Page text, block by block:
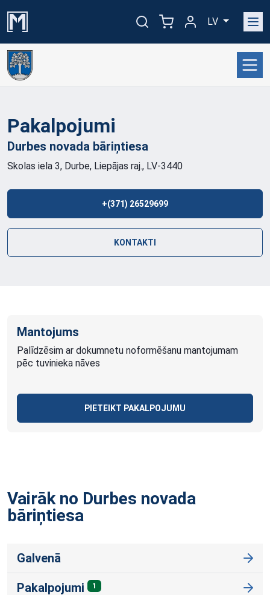
LV
Pakalpojumi
Durbes novada bāriņtiesa
Skolas iela 3, Durbe, Liepājas raj., LV-3440
+(371) 26529699
KONTAKTI
Mantojums
Palīdzēsim ar dokumnetu noformēšanu mantojumam
pēc tuvinieka nāves
PIETEIKT PAKALPOJUMU
Vairāk no Durbes novada
bāriņtiesa
Galvenā
Pakalpojumi 1